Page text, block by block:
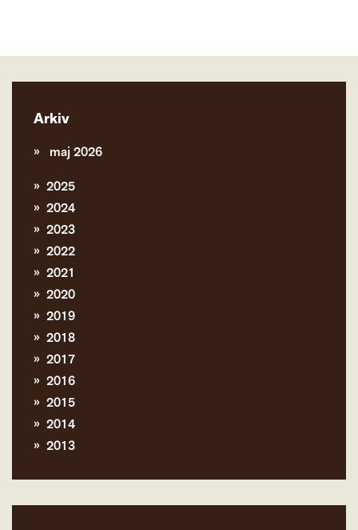
Arkiv
maj 2026
2025
2024
2023
2022
2021
2020
2019
2018
2017
2016
2015
2014
2013